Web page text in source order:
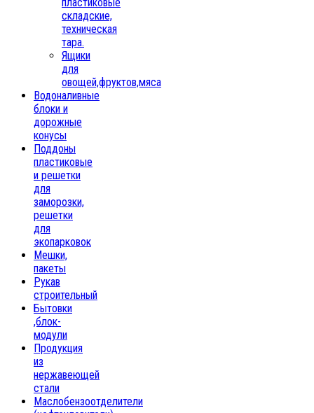
складские,
техническая
тара.
Ящики
для
овощей,фруктов,мяса
Водоналивные
блоки и
дорожные
конусы
Поддоны
пластиковые
и решетки
для
заморозки,
решетки
для
экопарковок
Мешки,
пакеты
Рукав
строительный
Бытовки
,блок-
модули
Продукция
из
нержавеющей
стали
Маслобензоотделители